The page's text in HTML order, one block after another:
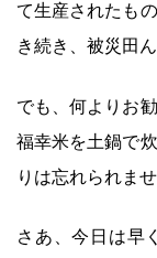
て生産されたも
き続き、被災田
でも、何よりお
福幸米を土鍋で
りは忘れられませ
さあ、今日は早